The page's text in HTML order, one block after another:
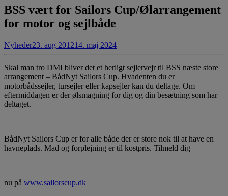
BSS vært for Sailors Cup/Ølarrangement
for motor og sejlbåde
Nyheder23. aug 201214. maj 2024
Skal man tro DMI bliver det et herligt sejlervejr til BSS næste store
arrangement – BådNyt Sailors Cup. Hvadenten du er
motorbådssejler, tursejler eller kapsejler kan du deltage. Om
eftermiddagen er der ølsmagning for dig og din besætning som har
deltaget.
BådNyt Sailors Cup er for alle både der er store nok til at have en
havneplads. Mad og forplejning er til kostpris. Tilmeld dig
nu på www.sailorscup.dk